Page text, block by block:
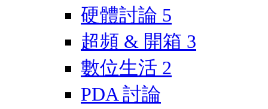
硬體討論 5
超頻 & 開箱 3
數位生活 2
PDA 討論